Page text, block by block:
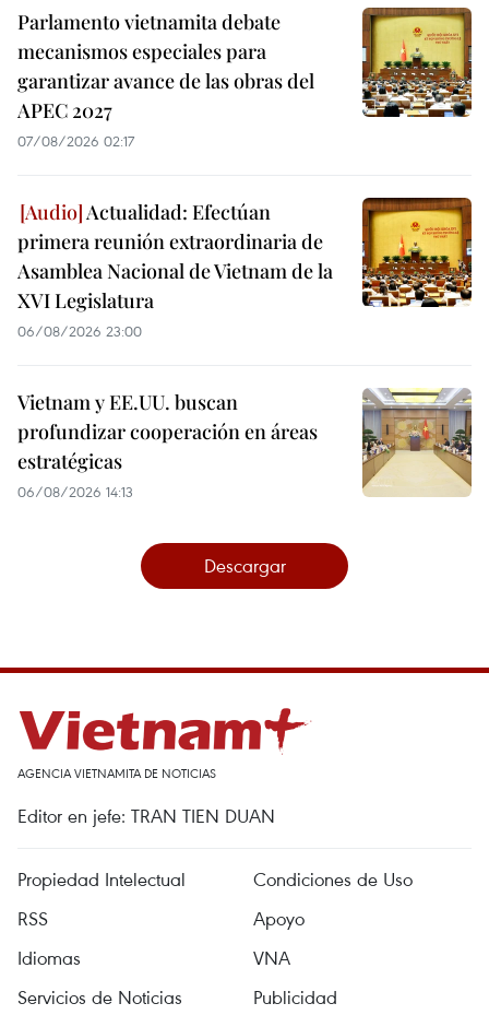
Parlamento vietnamita debate
mecanismos especiales para
garantizar avance de las obras del
APEC 2027
07/08/2026 02:17
Actualidad: Efectúan
primera reunión extraordinaria de
Asamblea Nacional de Vietnam de la
XVI Legislatura
06/08/2026 23:00
Vietnam y EE.UU. buscan
profundizar cooperación en áreas
estratégicas
06/08/2026 14:13
Descargar
AGENCIA VIETNAMITA DE NOTICIAS
Editor en jefe: TRAN TIEN DUAN
Propiedad Intelectual
Condiciones de Uso
RSS
Apoyo
Idiomas
VNA
Servicios de Noticias
Publicidad